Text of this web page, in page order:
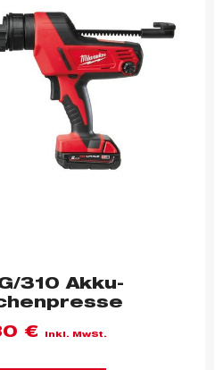
310 Akku-
€ inkl. MwSt.